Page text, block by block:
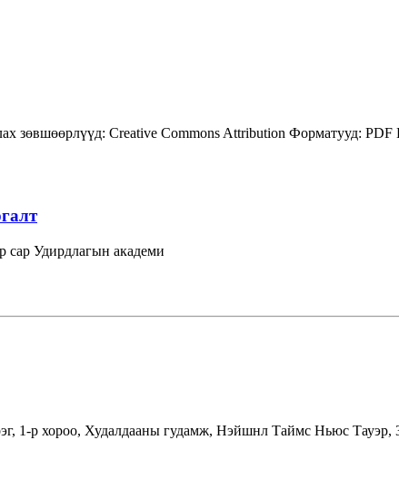
зөвшөөрлүүд: Creative Commons Attribution Форматууд: PDF
сар Удирдлагын академи
1-р хороо, Худалдааны гудамж, Нэйшнл Таймс Ньюс Тауэр,